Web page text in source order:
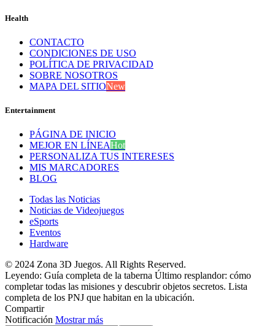
Health
CONTACTO
CONDICIONES DE USO
POLÍTICA DE PRIVACIDAD
SOBRE NOSOTROS
MAPA DEL SITIONew
Entertainment
PÁGINA DE INICIO
MEJOR EN LÍNEAHot
PERSONALIZA TUS INTERESES
MIS MARCADORES
BLOG
Todas las Noticias
Noticias de Videojuegos
eSports
Eventos
Hardware
© 2024 Zona 3D Juegos. All Rights Reserved.
Leyendo: Guía completa de la taberna Último resplandor: cómo
completar todas las misiones y descubrir objetos secretos. Lista
completa de los PNJ que habitan en la ubicación.
Compartir
Notificación Mostrar más